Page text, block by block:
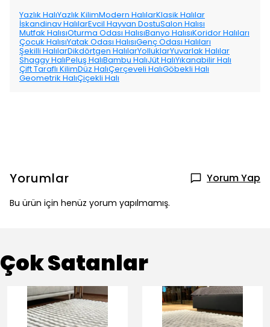
Yazlık HalıYazlık KilimModern HalılarKlasik Halılar
İskandinav HalılarEvcil Hayvan DostuSalon Halısı
Mutfak HalısıOturma Odası HalısıBanyo HalısıKoridor Halıları
Çocuk HalısıYatak Odası HalısıGenç Odası Halıları
Şekilli HalılarDikdörtgen HalılarYolluklarYuvarlak Halılar
Shaggy HalıPeluş HalıBambu HalıJüt HalıYıkanabilir Halı
Çift Taraflı KilimDüz HalıÇerçeveli HalıGöbekli Halı
Geometrik HalıÇiçekli Halı
Yorumlar Yorum Yap
Bu ürün için henüz yorum yapılmamış.
Çok Satanlar